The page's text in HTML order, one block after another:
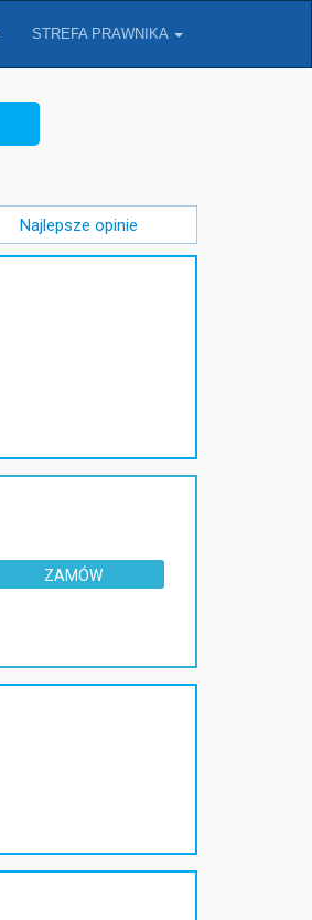
STREFA PRAWNIKA
Najlepsze opinie
ZAMÓW